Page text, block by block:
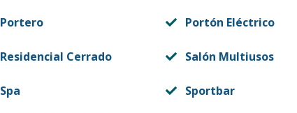
Portero Portón Eléctrico
Residencial Cerrado Salón Multiusos
Spa Sportbar